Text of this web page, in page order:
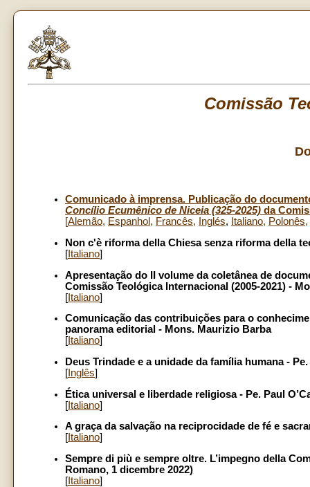
Comissão
Comunicado à imprensa. Publicação do
Concílio Ecumênico de Niceia (325-2025) da
[Alemão, Espanhol , Francês, Inglés, Italiano, Polonês,
Non c'è riforma della Chiesa senza riforma della
[ Italiano]
Apresentação do II volume da coletânea de
Comissão Teológica Internacional (2005-2021) -
[Italiano]
Comunicação das contribuições para o
panorama editorial - Mons. Maurizio Barba
[ Italiano]
Deus Trindade e a unidade da família humana -
[ Inglês]
Ética universal e liberdade religiosa - Pe. Paul
[Italiano]
A graça da salvação na reciprocidade de fé e
[ Italiano]
Sempre di più e sempre oltre. L’impegno della
Romano, 1 dicembre 2022)
[ Italiano]